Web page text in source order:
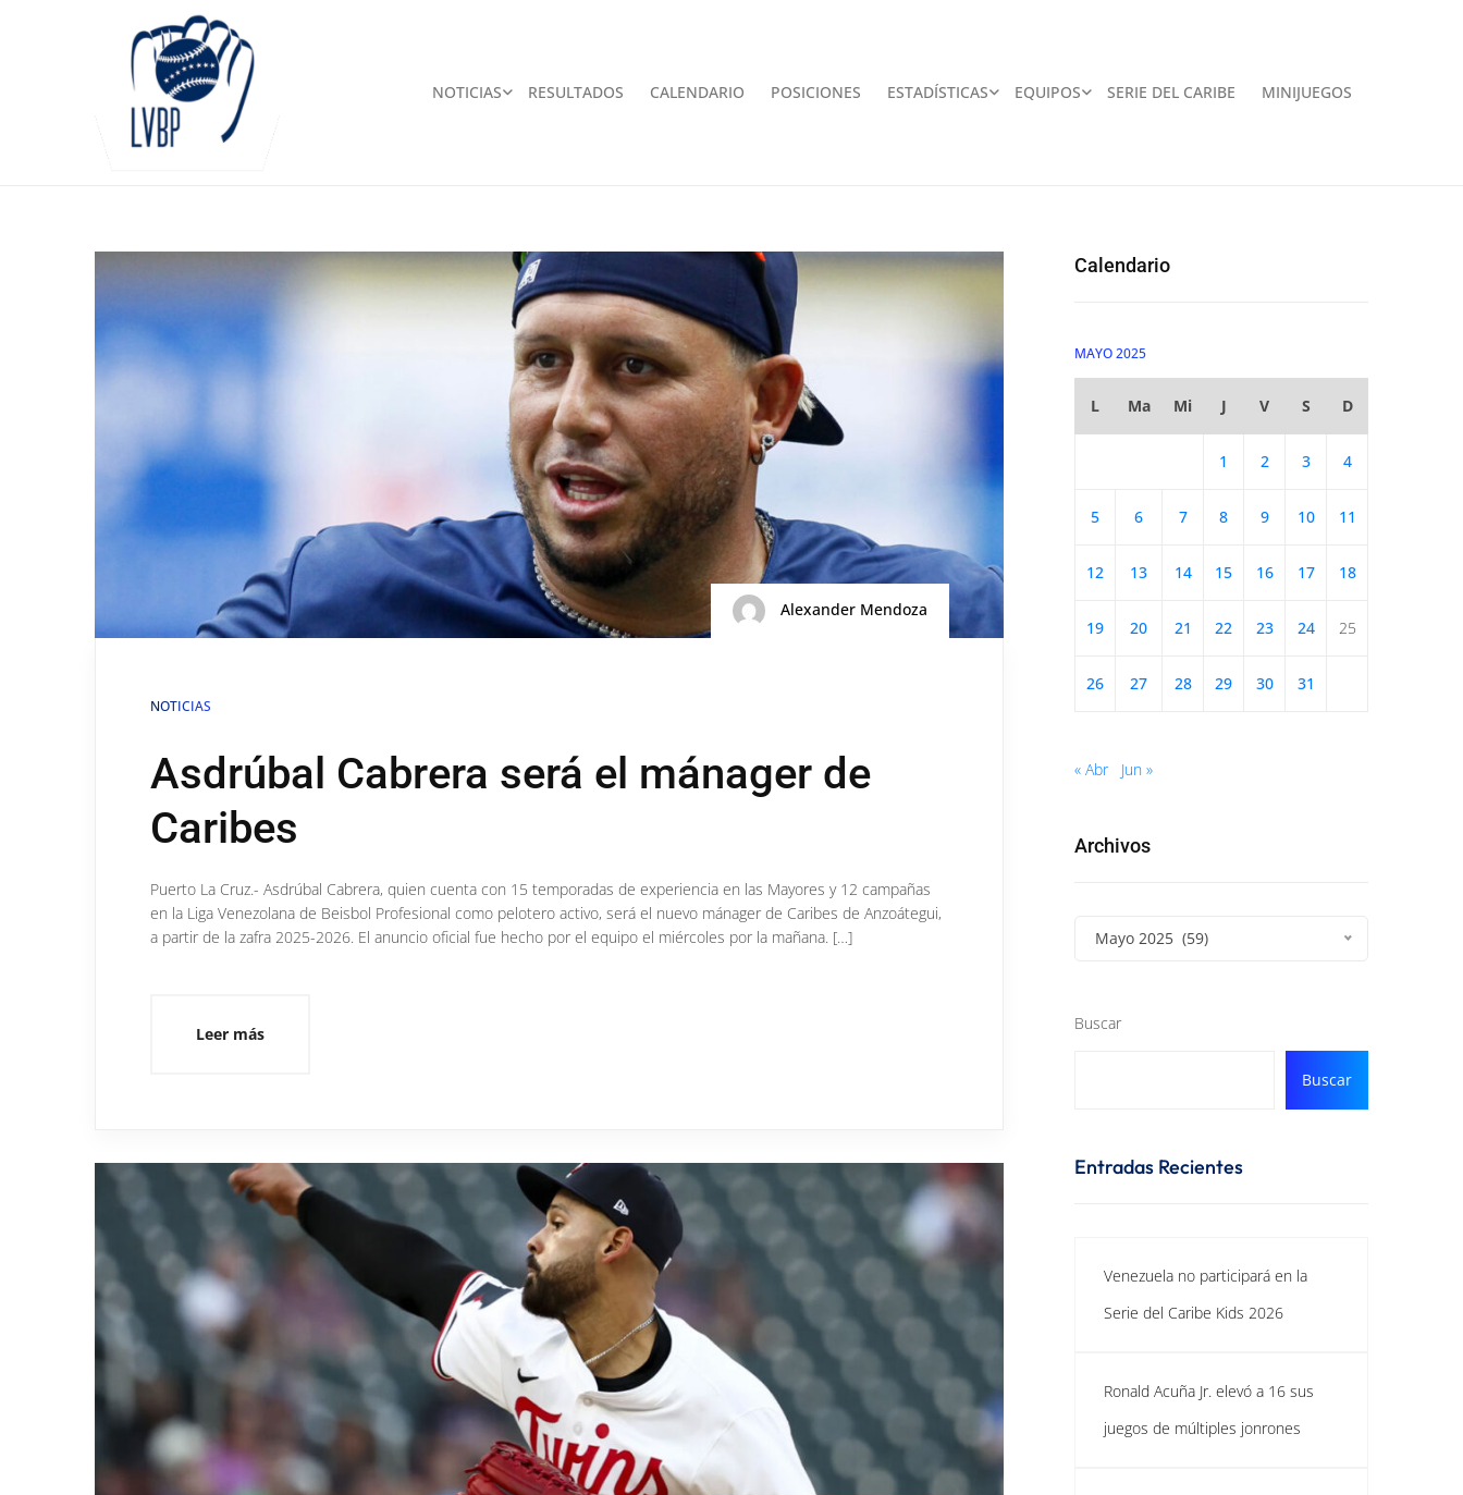
NOTICIAS RESULTADOS CALENDARIO POSICIONES ESTADÍSTICAS EQUIPOS SERIE DEL CARIBE MINIJUEGOS
Alexander Mendoza
NOTICIAS
Asdrúbal Cabrera será el mánager de
Caribes
Puerto La Cruz.- Asdrúbal Cabrera, quien cuenta con 15 temporadas de experiencia en las Mayores y 12 campañas
en la Liga Venezolana de Beisbol Profesional como pelotero activo, será el nuevo mánager de Caribes de Anzoátegui,
a partir de la zafra 2025-2026. El anuncio oficial fue hecho por el equipo el miércoles por la mañana. […]
Leer más
Calendario
MAYO 2025
L Ma Mi J V S D
1 2 3 4
5 6 7 8 9 10 11
12 13 14 15 16 17 18
19 20 21 22 23 24 25
26 27 28 29 30 31
« Abr Jun »
Archivos
Mayo 2025 (59)
Buscar
Buscar
Entradas Recientes
Venezuela no participará en la
Serie del Caribe Kids 2026
Ronald Acuña Jr. elevó a 16 sus
juegos de múltiples jonrones